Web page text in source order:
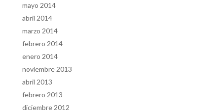
mayo 2014
abril 2014
marzo 2014
febrero 2014
enero 2014
noviembre 2013
abril 2013
febrero 2013
diciembre 2012